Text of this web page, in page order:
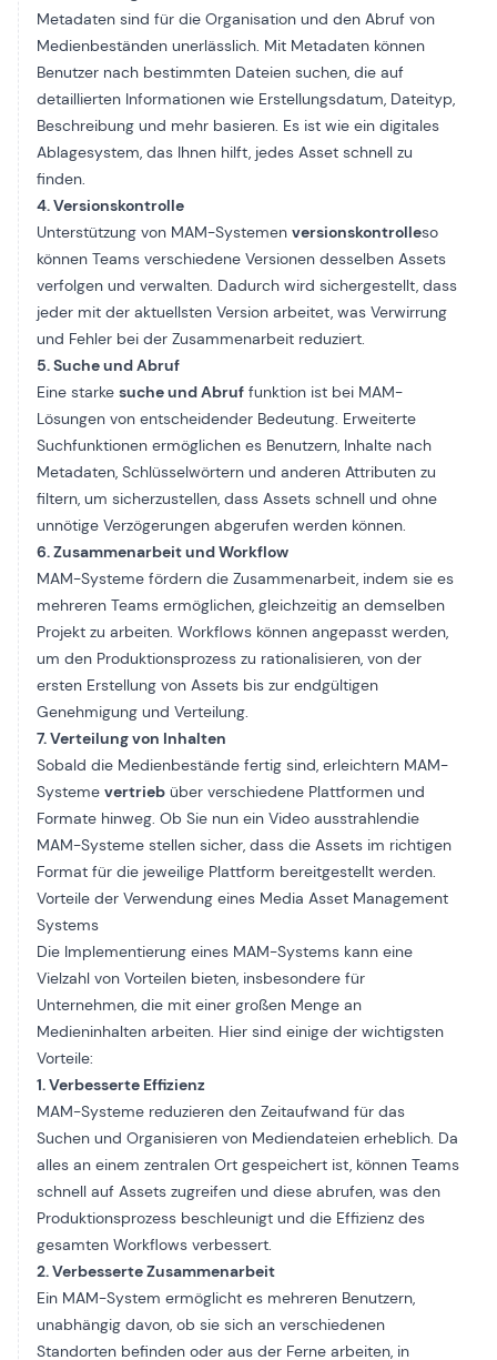
Metadaten sind für die Organisation und den Abruf von
Medienbeständen unerlässlich. Mit Metadaten können
Benutzer nach bestimmten Dateien suchen, die auf
detaillierten Informationen wie Erstellungsdatum, Dateityp,
Beschreibung und mehr basieren. Es ist wie ein digitales
Ablagesystem, das Ihnen hilft, jedes Asset schnell zu
finden.
4. Versionskontrolle
Unterstützung von MAM-Systemen versionskontrolleso
können Teams verschiedene Versionen desselben Assets
verfolgen und verwalten. Dadurch wird sichergestellt, dass
jeder mit der aktuellsten Version arbeitet, was Verwirrung
und Fehler bei der Zusammenarbeit reduziert.
5. Suche und Abruf
Eine starke suche und Abruf funktion ist bei MAM-
Lösungen von entscheidender Bedeutung. Erweiterte
Suchfunktionen ermöglichen es Benutzern, Inhalte nach
Metadaten, Schlüsselwörtern und anderen Attributen zu
filtern, um sicherzustellen, dass Assets schnell und ohne
unnötige Verzögerungen abgerufen werden können.
6. Zusammenarbeit und Workflow
MAM-Systeme fördern die Zusammenarbeit, indem sie es
mehreren Teams ermöglichen, gleichzeitig an demselben
Projekt zu arbeiten. Workflows können angepasst werden,
um den Produktionsprozess zu rationalisieren, von der
ersten Erstellung von Assets bis zur endgültigen
Genehmigung und Verteilung.
7. Verteilung von Inhalten
Sobald die Medienbestände fertig sind, erleichtern MAM-
Systeme vertrieb über verschiedene Plattformen und
Formate hinweg. Ob Sie nun ein Video ausstrahlendie
MAM-Systeme stellen sicher, dass die Assets im richtigen
Format für die jeweilige Plattform bereitgestellt werden.
Vorteile der Verwendung eines Media Asset Management
Systems
Die Implementierung eines MAM-Systems kann eine
Vielzahl von Vorteilen bieten, insbesondere für
Unternehmen, die mit einer großen Menge an
Medieninhalten arbeiten. Hier sind einige der wichtigsten
Vorteile:
1. Verbesserte Effizienz
MAM-Systeme reduzieren den Zeitaufwand für das
Suchen und Organisieren von Mediendateien erheblich. Da
alles an einem zentralen Ort gespeichert ist, können Teams
schnell auf Assets zugreifen und diese abrufen, was den
Produktionsprozess beschleunigt und die Effizienz des
gesamten Workflows verbessert.
2. Verbesserte Zusammenarbeit
Ein MAM-System ermöglicht es mehreren Benutzern,
unabhängig davon, ob sie sich an verschiedenen
Standorten befinden oder aus der Ferne arbeiten, in